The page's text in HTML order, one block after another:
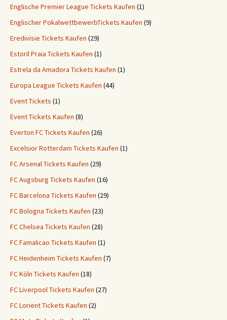
Englische Premier League Tickets Kaufen (1)
Englischer PokalwettbewerbTickets Kaufen (9)
Eredivisie Tickets Kaufen (29)
Estoril Praia Tickets Kaufen (1)
Estrela da Amadora Tickets Kaufen (1)
Europa League Tickets Kaufen (44)
Event Tickets (1)
Event Tickets Kaufen (8)
Everton FC Tickets Kaufen (26)
Excelsior Rotterdam Tickets Kaufen (1)
FC Arsenal Tickets Kaufen (29)
FC Augsburg Tickets Kaufen (16)
FC Barcelona Tickets Kaufen (29)
FC Bologna Tickets Kaufen (23)
FC Chelsea Tickets Kaufen (28)
FC Famalicao Tickets Kaufen (1)
FC Heidenheim Tickets Kaufen (7)
FC Köln Tickets Kaufen (18)
FC Liverpool Tickets Kaufen (27)
FC Lorient Tickets Kaufen (2)